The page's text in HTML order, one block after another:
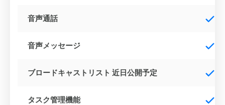
音声通話
音声メッセージ
ブロードキャストリスト 近日公開予定
タスク管理機能